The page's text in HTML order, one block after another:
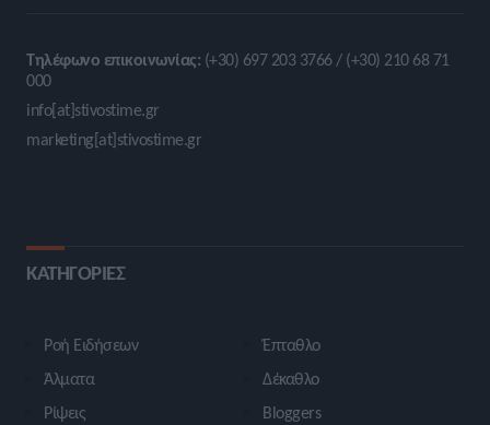
Τηλέφωνο επικοινωνίας: (+30) 697 203 3766 / (+30) 210 68 71
000
info[at]stivostime.gr
marketing[at]stivostime.gr
ΚΑΤΗΓΟΡΙΕΣ
Ροή Ειδήσεων
Άλματα
Ρίψεις
Έπταθλο
Δέκαθλο
Bloggers